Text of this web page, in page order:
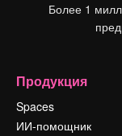
Более 1
Продукция
Spaces
ИИ-помощник